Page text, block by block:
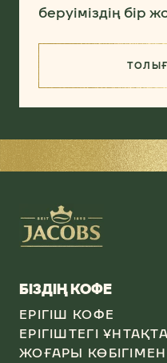
беруіміздің бір
БІЗДІҢ КОФЕ
ЕРІГІШ КОФЕ
ЕРІГІШТЕГІ
ЖОҒАРЫ